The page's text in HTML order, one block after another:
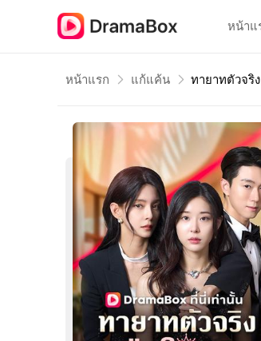
หน้าแ
หน้าแรก แก้แค้น ทายาทตัวจริ